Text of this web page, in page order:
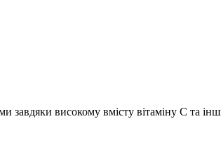
високому вмісту вітаміну С та